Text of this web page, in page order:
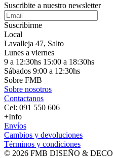
Suscribite a nuestro newsletter
Suscribirme
Local
Lavalleja 47, Salto
Lunes a viernes
9 a 12:30hs 15:00 a 18:30hs
Sábados 9:00 a 12:30hs
Sobre FMB
Sobre nosotros
Contactanos
Cel: 091 550 606
+Info
Envíos
Cambios y devoluciones
Términos y condiciones
© 2026 FMB DISEÑO & DECO